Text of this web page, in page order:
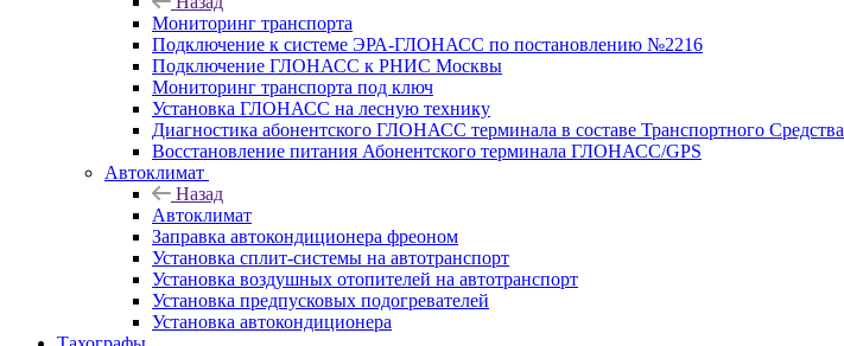
Мониторинг транспорта
Подключение к системе ЭРА-ГЛОНАСС по постановлению №2216
Подключение ГЛОНАСС к РНИС Москвы
Мониторинг транспорта под ключ
Установка ГЛОНАСС на лесную технику
Диагностика абонентского ГЛОНАСС терминала в составе Транспортного Средства
Восстановление питания Абонентского терминала ГЛОНАСС/GPS
Автоклимат
Назад
Автоклимат
Заправка автокондиционера фреоном
Установка сплит-системы на автотранспорт
Установка воздушных отопителей на автотранспорт
Установка предпусковых подогревателей
Установка автокондиционера